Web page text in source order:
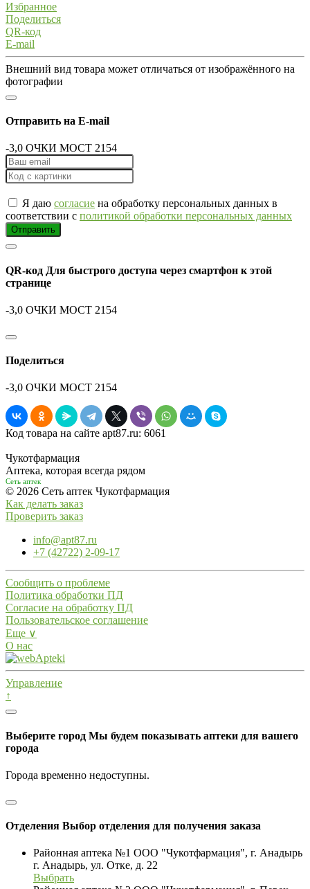
Избранное
Поделиться
QR-код
E-mail
Внешний вид товара может отличаться от изображённого на
фотографии
Отправить на E-mail
-3,0 ОЧКИ MOCT 2154
Я даю согласие на обработку персональных данных в
соответствии с политикой обработки персональных данных
Отправить
QR-код Для быстрого доступа через смартфон к этой
странице
-3,0 ОЧКИ MOCT 2154
Поделиться
-3,0 ОЧКИ MOCT 2154
Код товара на сайте apt87.ru: 6061
Чукотфармация
Аптека, которая всегда рядом
Сеть аптек
© 2026 Сеть аптек Чукотфармация
Как делать заказ
Проверить заказ
info@apt87.ru
+7 (42722) 2-09-17
Сообщить о проблеме
Политика обработки ПД
Согласие на обработку ПД
Пользовательское соглашение
Еще ∨
О нас
Управление
↑
Выберите город Мы будем показывать аптеки для вашего
города
Города временно недоступны.
Отделения Выбор отделения для получения заказа
Районная аптека №1 ООО "Чукотфармация", г. Анадырь
г. Анадырь, ул. Отке, д. 22
Выбрать